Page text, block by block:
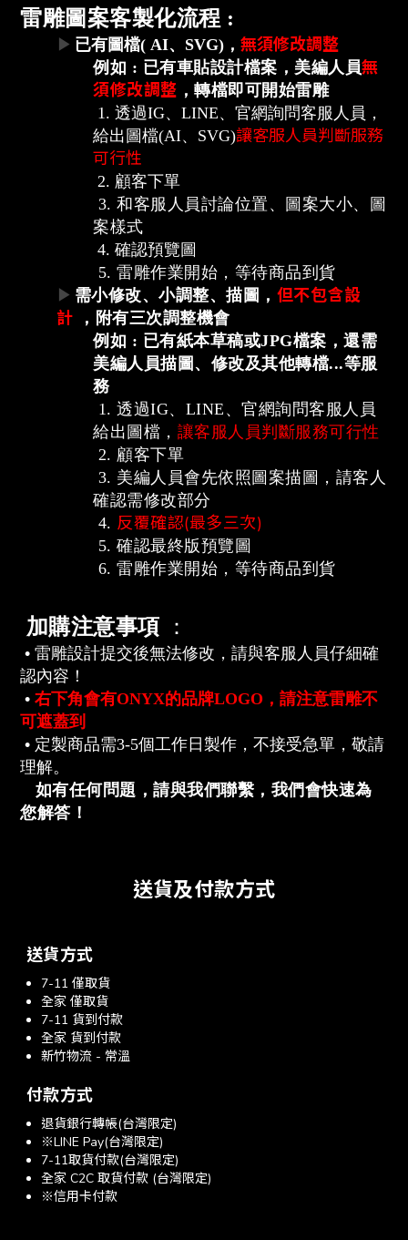
雷雕圖案客製化流程 :
▶ 已有圖檔( AI、SVG)， 無須修改調整
例如 : 已有車貼設計檔案，美編人員無
須修改調整 ，轉檔即可開始雷雕
1. 透過IG、LINE、官網詢問客服人員，
給出圖檔(AI、 SVG)讓客服人員判斷服務
可行性
2. 顧客下單
3. 和客服人員討論位置、圖案大小、圖
案樣式
4. 確認預覽圖
5. 雷雕作業開始， 等待商品到貨
▶ 需小修改、小調整、描圖， 但不包含設
計
，附有三次調整機會
例如 : 已有紙本草稿或JPG檔案，還需
美編人員描圖、修改及其他轉檔...等服
務
1. 透過IG、LINE、官網詢問客服人員
給出圖檔， 讓客服人員判斷服務可行性
2. 顧客下單
3. 美編人員會先依照圖案描圖，請客人
確認需修改部分
4. 反覆確認(最多三次)
5. 確認最終版預覽圖
6. 雷雕作業開始 ， 等待商品到貨
加購注意事項 ：
• 雷雕設計提交後無法修改，請與客服人員仔細確
認內容！
• 右下角會有ONYX的品牌LOGO ，請注意雷雕不
可遮蓋到
• 定製商品需3-5個工作日製作，不接受急單，敬請
理解。
如有任何問題，請與我們聯繫，我們會快速為
您解答！
送貨及付款方式
送貨方式
7-11 僅取貨
全家 僅取貨
7-11 貨到付款
全家 貨到付款
新竹物流 - 常溫
付款方式
退貨銀行轉帳(台灣限定)
※LINE Pay(台灣限定)
7-11取貨付款(台灣限定)
全家 C2C 取貨付款 (台灣限定)
※信用卡付款